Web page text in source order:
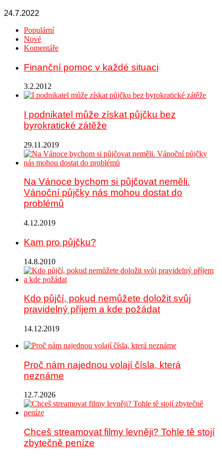
24.7.2022
Populární
Nové
Komentáře
Finanční pomoc v každé situaci
3.2.2012
I podnikatel může získat půjčku bez
byrokratické zátěže
29.11.2019
Na Vánoce bychom si půjčovat neměli.
Vánoční půjčky nás mohou dostat do
problémů
4.12.2019
Kam pro půjčku?
14.8.2010
Kdo půjčí, pokud nemůžete doložit svůj
pravidelný příjem a kde požádat
14.12.2019
Proč nám najednou volají čísla, která
neznáme
12.7.2026
Chceš streamovat filmy levněji? Tohle tě stojí
zbytečně peníze